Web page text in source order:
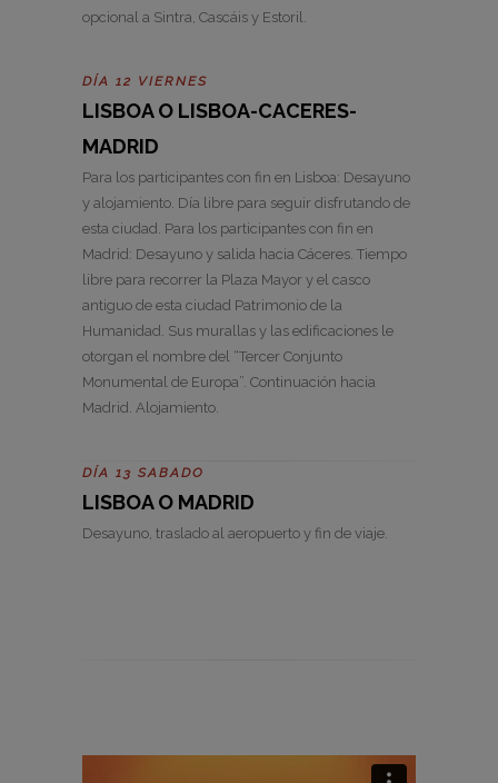
opcional a Sintra, Cascáis y Estoril.
DÍA 12 VIERNES
LISBOA O LISBOA-CACERES-
MADRID
Para los participantes con fin en Lisboa: Desayuno
y alojamiento. Día libre para seguir disfrutando de
esta ciudad. Para los participantes con fin en
Madrid: Desayuno y salida hacia Cáceres. Tiempo
libre para recorrer la Plaza Mayor y el casco
antiguo de esta ciudad Patrimonio de la
Humanidad. Sus murallas y las edificaciones le
otorgan el nombre del “Tercer Conjunto
Monumental de Europa”. Continuación hacia
Madrid. Alojamiento.
DÍA 13 SABADO
LISBOA O MADRID
Desayuno, traslado al aeropuerto y fin de viaje.